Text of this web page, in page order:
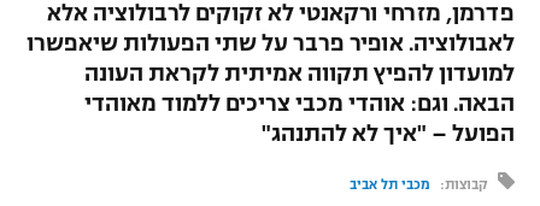
לוח שידורים
ברחבה
הפועל חיפה
הפועל באר שבע
מכבי נתניה
ליגה טורקית
ליגה סינית
ליגה ברזילאית
ליגות נוספות
ג'ודו
אגרוף
ספורט אולימפי
פדרמן, מזרחי ורקאנטי לא זקוקים לרבולוציה אלא
לאבולוציה. אופיר פרבר על שתי הפעולות שיאפשרו
למועדון להפיץ תקווה אמיתית לקראת העונה
הבאה. וגם: אוהדי מכבי צריכים ללמוד מאוהדי
הפועל – "איך לא להתנהג"
קבוצות: מכבי תל אביב